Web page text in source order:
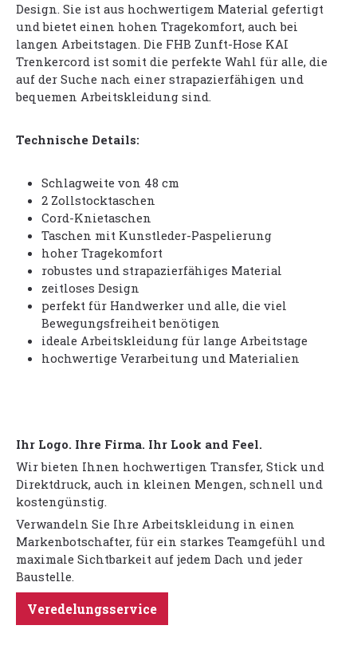
Design. Sie ist aus hochwertigem Material gefertigt
und bietet einen hohen Tragekomfort, auch bei
langen Arbeitstagen. Die FHB Zunft-Hose KAI
Trenkercord ist somit die perfekte Wahl für alle, die
auf der Suche nach einer strapazierfähigen und
bequemen Arbeitskleidung sind.
Technische Details:
Schlagweite von 48 cm
2 Zollstocktaschen
Cord-Knietaschen
Taschen mit Kunstleder-Paspelierung
hoher Tragekomfort
robustes und strapazierfähiges Material
zeitloses Design
perfekt für Handwerker und alle, die viel
Bewegungsfreiheit benötigen
ideale Arbeitskleidung für lange Arbeitstage
hochwertige Verarbeitung und Materialien
Ihr Logo. Ihre Firma. Ihr Look and Feel.
Wir bieten Ihnen hochwertigen Transfer, Stick und
Direktdruck, auch in kleinen Mengen, schnell und
kostengünstig.
Verwandeln Sie Ihre Arbeitskleidung in einen
Markenbotschafter, für ein starkes Teamgefühl und
maximale Sichtbarkeit auf jedem Dach und jeder
Baustelle.
Veredelungsservice